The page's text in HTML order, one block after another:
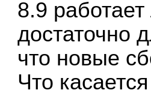
8.9
достаточно
что новые
Что